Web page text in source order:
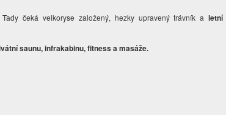
čeká velkoryse založený, hezky upravený trávník a letní
saunu, infrakabinu, fitness a masáže.